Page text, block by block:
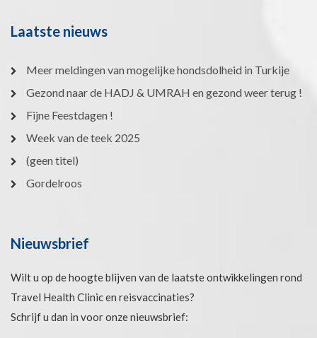
Laatste nieuws
Meer meldingen van mogelijke hondsdolheid in Turkije
Gezond naar de HADJ & UMRAH en gezond weer terug !
Fijne Feestdagen !
Week van de teek 2025
(geen titel)
Gordelroos
Nieuwsbrief
Wilt u op de hoogte blijven van de laatste ontwikkelingen rond
Travel Health Clinic en reisvaccinaties?
Schrijf u dan in voor onze nieuwsbrief: